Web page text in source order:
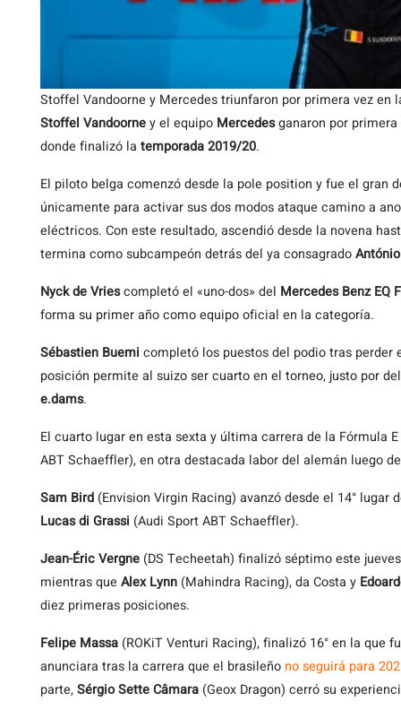
Stoffel Vandoorne y Mercedes triunfaron por primera vez en
Stoffel Vandoorney el equipo Mercedesganaron por primera
donde finalizó la temporada 2019/20.
El piloto belga comenzó desde la pole position y fue el gran
únicamente para activar sus dos modos ataque camino a
eléctricos. Con este resultado, ascendió desde la novena
termina como subcampeón detrás del ya consagrado
Nyck de Vriescompletó el «uno-dos» del Mercedes Benz EQ
forma su primer año como equipo oficial en la categoría.
Sébastien Buemi completó los puestos del podio tras
posición permite al suizo ser cuarto en el torneo, justo por
e.dams.
El cuarto lugar en esta sexta y última carrera de la Fórmula
ABT Schaeffler), en otra destacada labor del alemán luego
Sam Bird (Envision Virgin Racing) avanzó desde el 14°
Lucas di Grassi (Audi Sport ABT Schaeffler).
Jean-Éric Vergne (DS Techeetah) finalizó séptimo este
mientras que Alex Lynn (Mahindra Racing), da Costa y
diez primeras posiciones.
Felipe Massa (ROKiT Venturi Racing), finalizó 16° en la que
anunciara tras la carrera que el brasileño no seguirá para
parte,Sérgio Sette Câmara (Geox Dragon) cerró su